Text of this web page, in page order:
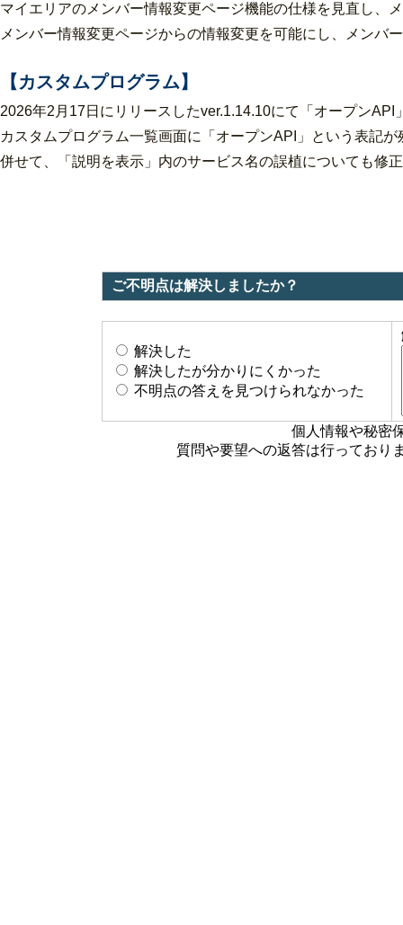
マイエリアのメンバー情報変更ページ機能の仕様を見直し、
メンバー情報変更ページからの情報変更を可能にし、メンバ
【カスタムプログラム】
2026年2月17日にリリースしたver.1.14.10にて「オープン
カスタムプログラム一覧画面に「オープンAPI」という表記
併せて、「説明を表示」内のサービス名の誤植についても修